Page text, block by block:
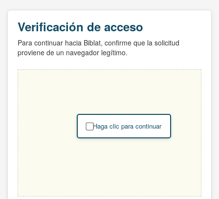
Verificación de acceso
Para continuar hacia Biblat, confirme que la solicitud
proviene de un navegador legítimo.
Haga clic para continuar